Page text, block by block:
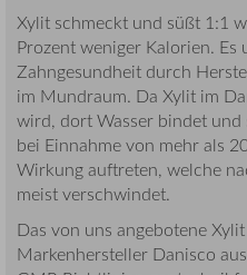
Xylit schmeckt und süßt 1:1
Prozent weniger Kalorien.
Zahngesundheit durch
im Mundraum. Da Xylit im
wird, dort Wasser bindet
bei Einnahme von mehr als
Wirkung auftreten, welche
meist verschwindet.
Das von uns angebotene
Markenhersteller Danisco